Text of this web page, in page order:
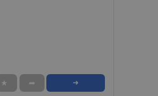
★ ➦ ➜